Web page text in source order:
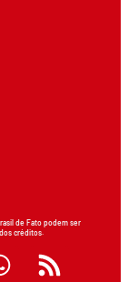
de Fato podem ser
créditos.